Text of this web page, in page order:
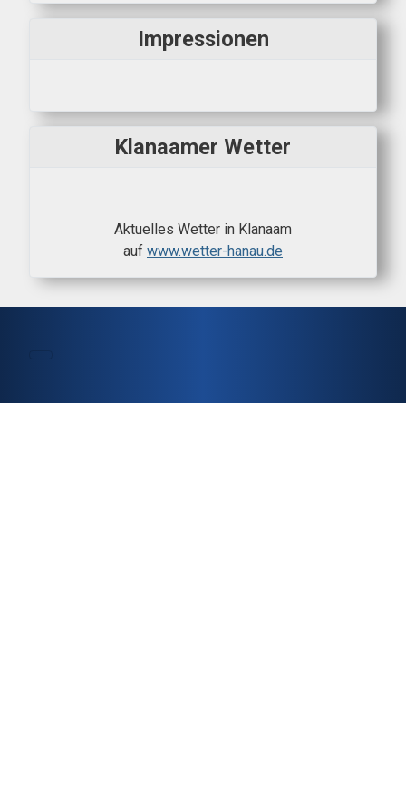
Impressionen
Klanaamer Wetter
Aktuelles Wetter in Klanaam
auf www.wetter-hanau.de